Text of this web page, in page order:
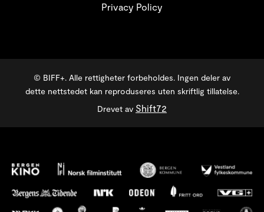
Privacy Policy
© BIFF+. Alle rettigheter forbeholdes. Ingen deler av
dette nettstedet kan reproduseres uten skriftlig tillatelse.
Drevet av Shift72